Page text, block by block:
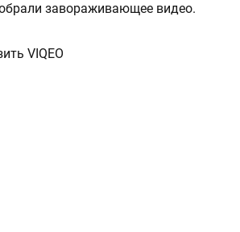
завораживающее видео.
VIQEO